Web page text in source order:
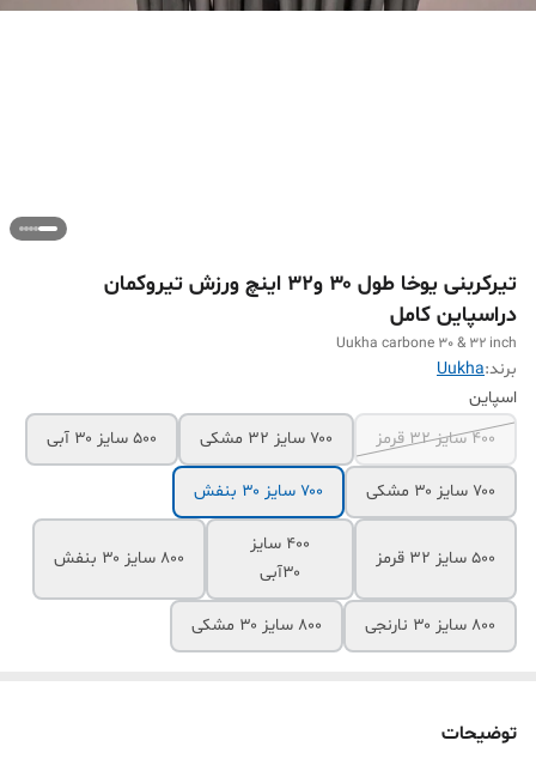
تیرکربنی یوخا طول ۳۰ و۳۲ اینچ ورزش تیروکمان
دراسپاین کامل
Uukha carbone 30 & 32 inch
برند:Uukha
اسپاین
۴۰۰ سایز ۳۲ قرمز
۷۰۰ سایز ۳۲ مشکی ۵۰۰ سایز ۳۰ آبی
۷۰۰ سایز ۳۰ مشکی ۷۰۰ سایز ۳۰ بنفش
۵۰۰ سایز ۳۲ قرمز
۴۰۰ سایز
۳۰آبی
۸۰۰ سایز ۳۰ بنفش
۸۰۰ سایز ۳۰ نارنجی ۸۰۰ سایز ۳۰ مشکی
توضیحات